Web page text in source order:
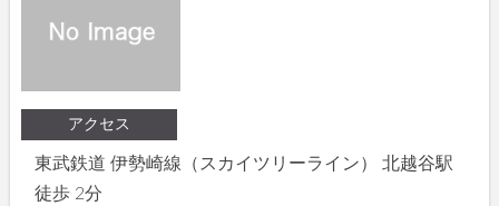
アクセス
東武鉄道 伊勢崎線（スカイツリーライン） 北越谷駅
徒歩 2分